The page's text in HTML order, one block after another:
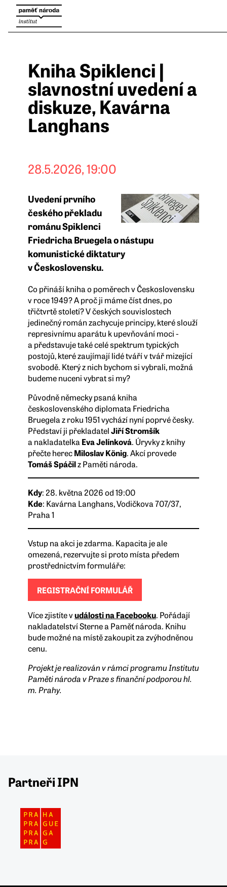
Kniha Spiklenci |
slavnostní uvedení a
diskuze, Kavárna
Langhans
28.5.2026, 19:00
Uvedení prvního
českého překladu
románu Spiklenci
Friedricha Bruegela o nástupu
komunistické diktatury
v Československu.
Co přináší kniha o poměrech v Československu
v roce 1949? A proč ji máme číst dnes, po
třičtvrtě století? V českých souvislostech
jedinečný román zachycuje principy, které slouží
represivnímu aparátu k upevňování moci -
a představuje také celé spektrum typických
postojů, které zaujímají lidé tváří v tvář mizející
svobodě. Který z nich bychom si vybrali, možná
budeme nuceni vybrat si my?
Původně německy psaná kniha
československého diplomata Friedricha
Bruegela z roku 1951 vychází nyní poprvé česky.
Představí ji překladatelJiří Stromšík
a nakladatelka Eva Jelínková. Úryvky z knihy
přečte herecMiloslav König. Akcí provede
Tomáš Spáčilz Paměti národa.
Kdy: 28. května 2026 od 19:00
Kde: Kavárna Langhans, Vodičkova 707/37,
Praha 1
Vstup na akci je zdarma. Kapacita je ale
omezená, rezervujte si proto místa předem
prostřednictvím formuláře:
REGISTRAČNÍ FORMULÁŘ
Více zjistíte vudálosti na Facebooku. Pořádají
nakladatelství Sterne a Paměť národa. Knihu
bude možné na místě zakoupit za zvýhodněnou
cenu.
Projekt je realizován v rámci programu Institutu
Paměti národa v Praze s finanční podporou hl.
m. Prahy.
Partneři IPN